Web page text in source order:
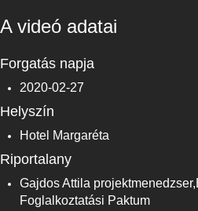
A videó adatai
Forgatás napja
2020-02-27
Helyszín
Hotel Margaréta
Riportalany
Gajdos Attila
Foglalkoztatási Paktum